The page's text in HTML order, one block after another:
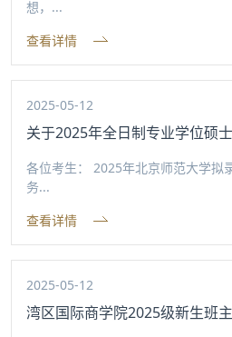
想，...
查看详情
2025-05-12
关于2025年全日制专业学位硕
各位考生： 2025年北京师范大学拟
务...
查看详情
2025-05-12
湾区国际商学院2025级新生班